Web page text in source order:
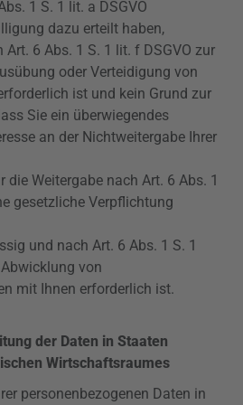
1 S. 1 lit. a DSGVO
dazu erteilt haben,
Art. 6 Abs. 1 S. 1 lit. f DSGVO zur
oder Verteidigung von
ist und kein Grund zur
Sie ein überwiegendes
an der Nichtweitergabe Ihrer
die Weitergabe nach Art. 6 Abs. 1
gesetzliche Verpflichtung
und nach Art. 6 Abs. 1 S. 1
von
mit Ihnen erforderlich ist.
der Daten in Staaten
Wirtschaftsraumes
personenbezogenen Daten in